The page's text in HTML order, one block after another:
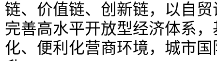
链、价值链、创新链，以自
完善高水平开放型经济体系
化、便利化营商环境，城市